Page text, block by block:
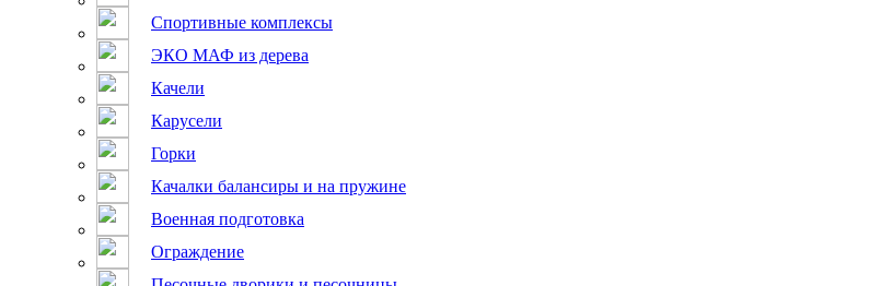
Спортивные комплексы
ЭКО МАФ из дерева
Качели
Карусели
Горки
Качалки балансиры и на пружине
Военная подготовка
Ограждение